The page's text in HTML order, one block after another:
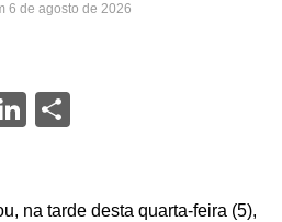
6 de agosto de 2026
LinkedIn
na tarde desta quarta-feira (5),